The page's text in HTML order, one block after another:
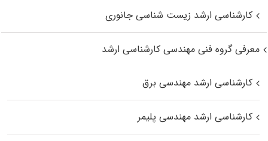
کارشناسی ارشد زیست‌ شناسی جانوری
معرفی گروه فنی مهندسی کارشناسی ارشد
کارشناسی ارشد مهندسی برق
کارشناسی ارشد مهندسی پلیمر